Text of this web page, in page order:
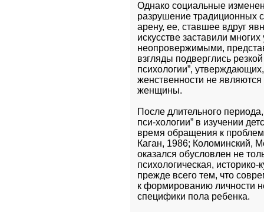
Однако социальные
разрушение традиционных
арену, ее, ставшее вдруг
искусстве заставили
неопровержимыми,
взгляды подверглись
психологии”,
женственности не
женщины.
После длительного
пси-хологии” в изучении
время обращения к
Каган, 1986; Коломинский,
оказался обусловлен не
психологическая,
прежде всего тем, что
к формированию личности
специфики пола ребенка.